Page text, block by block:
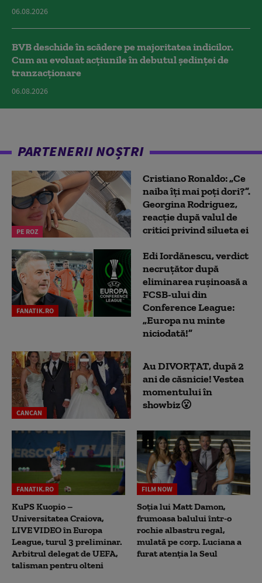
06.08.2026
BVB deschide în scădere pe majoritatea indicilor.
Cum au evoluat acțiunile în debutul ședinței de
tranzacționare
06.08.2026
PARTENERII NOȘTRI
PE ROZ
Cristiano Ronaldo: „Ce
naiba îți mai poți dori?”.
Georgina Rodriguez,
reacție după valul de
critici privind silueta ei
FANATIK.RO
Edi Iordănescu, verdict
necruțător după
eliminarea rușinoasă a
FCSB-ului din
Conference League:
„Europa nu minte
niciodată!”
CANCAN
Au DIVORȚAT, după 2
ani de căsnicie! Vestea
momentului în
showbiz😮
FANATIK.RO
KuPS Kuopio –
Universitatea Craiova,
LIVE VIDEO în Europa
League, turul 3 preliminar.
Arbitrul delegat de UEFA,
talisman pentru olteni
FILM NOW
Soția lui Matt Damon,
frumoasa balului într-o
rochie albastru regal,
mulată pe corp. Luciana a
furat atenția la Seul